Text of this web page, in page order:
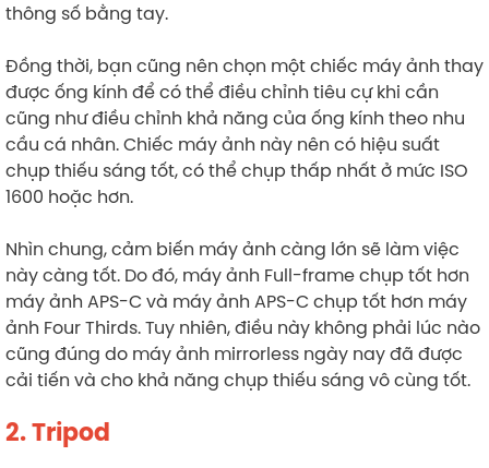
thông số bằng tay.
Đồng thời, bạn cũng nên chọn một chiếc máy ảnh thay
được ống kính để có thể điều chỉnh tiêu cự khi cần
cũng như điều chỉnh khả năng của ống kính theo nhu
cầu cá nhân. Chiếc máy ảnh này nên có hiệu suất
chụp thiếu sáng tốt, có thể chụp thấp nhất ở mức ISO
1600 hoặc hơn.
Nhìn chung, cảm biến máy ảnh càng lớn sẽ làm việc
này càng tốt. Do đó, máy ảnh Full-frame chụp tốt hơn
máy ảnh APS-C và máy ảnh APS-C chụp tốt hơn máy
ảnh Four Thirds. Tuy nhiên, điều này không phải lúc nào
cũng đúng do máy ảnh mirrorless ngày nay đã được
cải tiến và cho khả năng chụp thiếu sáng vô cùng tốt.
2. Tripod